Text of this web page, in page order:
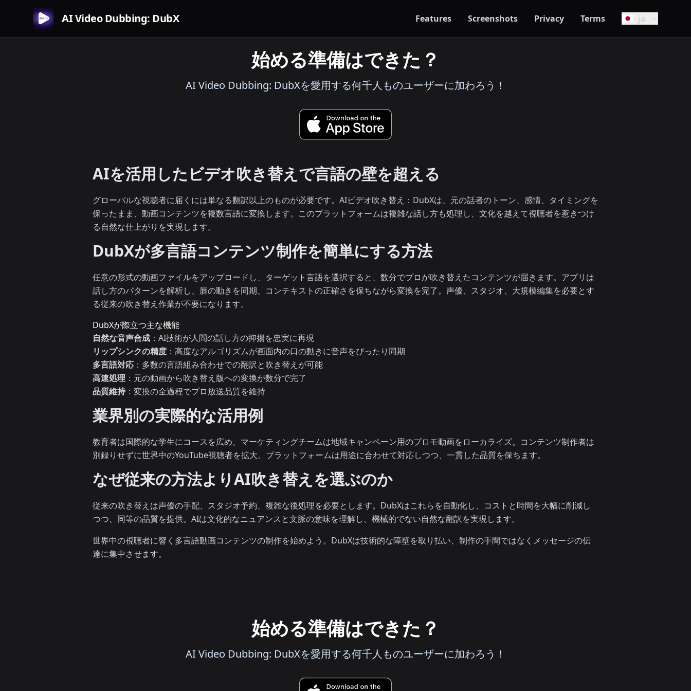
AI Video Dubbing: DubX Features Screenshots Privacy Terms ja
始める準備はできた？
AI Video Dubbing: DubXを愛用する何千人ものユーザーに加わろう！
AIを活用したビデオ吹き替えで言語の壁を超える
グローバルな視聴者に届くには単なる翻訳以上のものが必要です。AIビデオ吹き替え：DubXは、元の話者のトーン、感情、タイミングを
保ったまま、動画コンテンツを複数言語に変換します。このプラットフォームは複雑な話し方も処理し、文化を越えて視聴者を惹きつけ
る自然な仕上がりを実現します。
DubXが多言語コンテンツ制作を簡単にする方法
任意の形式の動画ファイルをアップロードし、ターゲット言語を選択すると、数分でプロが吹き替えたコンテンツが届きます。アプリは
話し方のパターンを解析し、唇の動きを同期、コンテキストの正確さを保ちながら変換を完了。声優、スタジオ、大規模編集を必要とす
る従来の吹き替え作業が不要になります。
DubXが際立つ主な機能
自然な音声合成 ：AI技術が人間の話し方の抑揚を忠実に再現
リップシンクの精度 ：高度なアルゴリズムが画面内の口の動きに音声をぴったり同期
多言語対応 ：多数の言語組み合わせでの翻訳と吹き替えが可能
高速処理 ：元の動画から吹き替え版への変換が数分で完了
品質維持 ：変換の全過程でプロ放送品質を維持
業界別の実際的な活用例
教育者は国際的な学生にコースを広め、マーケティングチームは地域キャンペーン用のプロモ動画をローカライズ。コンテンツ制作者は
別録りせずに世界中のYouTube視聴者を拡大。プラットフォームは用途に合わせて対応しつつ、一貫した品質を保ちます。
なぜ従来の方法よりAI吹き替えを選ぶのか
従来の吹き替えは声優の手配、スタジオ予約、複雑な後処理を必要とします。DubXはこれらを自動化し、コストと時間を大幅に削減し
つつ、同等の品質を提供。AIは文化的なニュアンスと文脈の意味を理解し、機械的でない自然な翻訳を実現します。
世界中の視聴者に響く多言語動画コンテンツの制作を始めよう。DubXは技術的な障壁を取り払い、制作の手間ではなくメッセージの伝
達に集中させます。
始める準備はできた？
AI Video Dubbing: DubXを愛用する何千人ものユーザーに加わろう！